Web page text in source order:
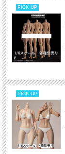
PICK UP
PICK UP